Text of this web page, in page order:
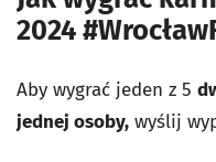
2024
Aby wygrać jeden z 5
jednej osoby, wyślij